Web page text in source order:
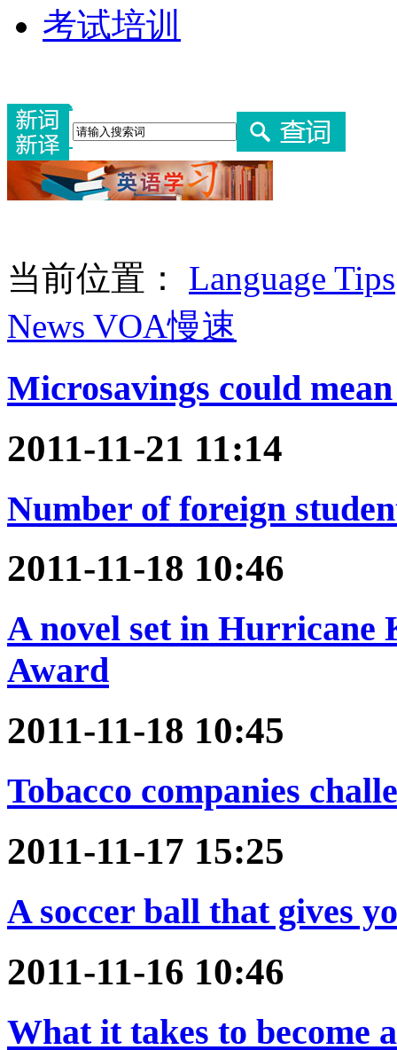
考试培训
当前位置： Language Tips
News VOA慢速
Microsavings could
2011-11-21 11:14
Number of foreign
2011-11-18 10:46
A novel set in Hurricane
Award
2011-11-18 10:45
Tobacco companies
2011-11-17 15:25
A soccer ball that gives
2011-11-16 10:46
What it takes to become